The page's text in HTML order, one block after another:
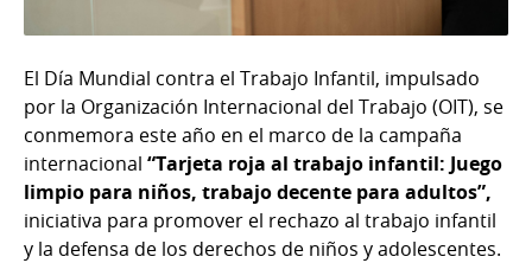
El Día Mundial contra el Trabajo Infantil, impulsado
por la Organización Internacional del Trabajo (OIT), se
conmemora este año en el marco de la campaña
internacional “Tarjeta roja al trabajo infantil: Juego
limpio para niños, trabajo decente para adultos”,
iniciativa para promover el rechazo al trabajo infantil
y la defensa de los derechos de niños y adolescentes.